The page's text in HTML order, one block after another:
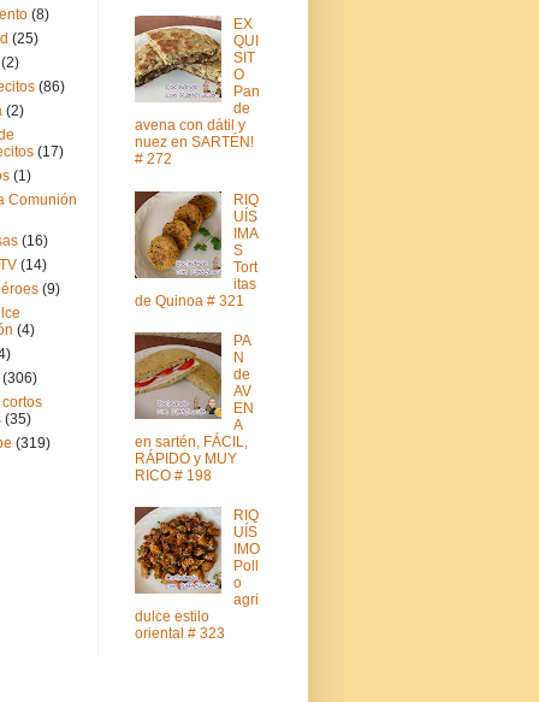
(8)
(25)
(2)
(86)
(2)
(17)
(1)
Comunión
(16)
(14)
(9)
(4)
(306)
(35)
(319)
EX
QUI
SIT
O
Pan
de
avena con dátil y
nuez en SARTÉN!
# 272
RIQ
UÍS
IMA
S
Tort
itas
de Quinoa # 321
PA
N
de
AV
EN
A
en sartén, FÁCIL,
RÁPIDO y MUY
RICO # 198
RIQ
UÍS
IMO
Poll
o
agri
dulce estilo
oriental # 323